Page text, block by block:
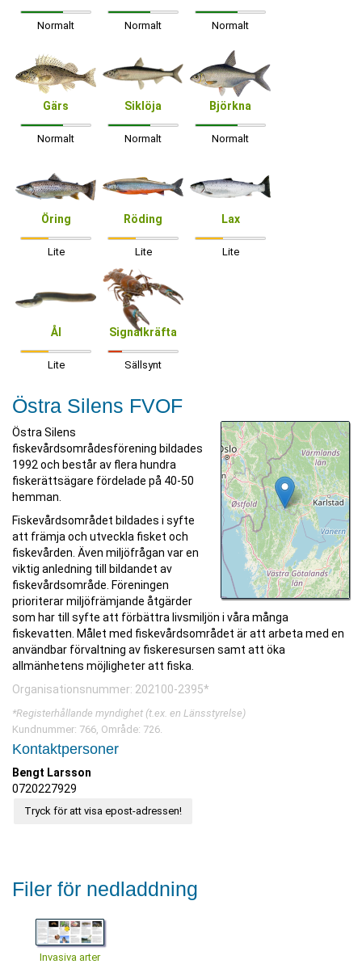
Normalt Normalt Normalt
Gärs
Normalt
Siklöja
Normalt
Björkna
Normalt
Öring
Lite
Röding
Lite
Lax
Lite
Ål
Lite
Signalkräfta
Sällsynt
Östra Silens FVOF
Östra Silens
fiskevårdsområdesförening bildades
1992 och består av flera hundra
fiskerättsägare fördelade på 40-50
hemman.
Fiskevårdsområdet bildades i syfte
att främja och utveckla fisket och
fiskevården. Även miljöfrågan var en
viktig anledning till bildandet av
fiskevårdsområde. Föreningen
prioriterar miljöfrämjande åtgärder
som har till syfte att förbättra livsmiljön i våra många
fiskevatten. Målet med fiskevårdsområdet är att arbeta med en
användbar förvaltning av fiskeresursen samt att öka
allmänhetens möjligheter att fiska.
Organisationsnummer: 202100-2395*
*Registerhållande myndighet (t.ex. en Länsstyrelse)
Kundnummer: 766, Område: 726.
Kontaktpersoner
Bengt Larsson
0720227929
Tryck för att visa epost-adressen!
Filer för nedladdning
Invasiva arter